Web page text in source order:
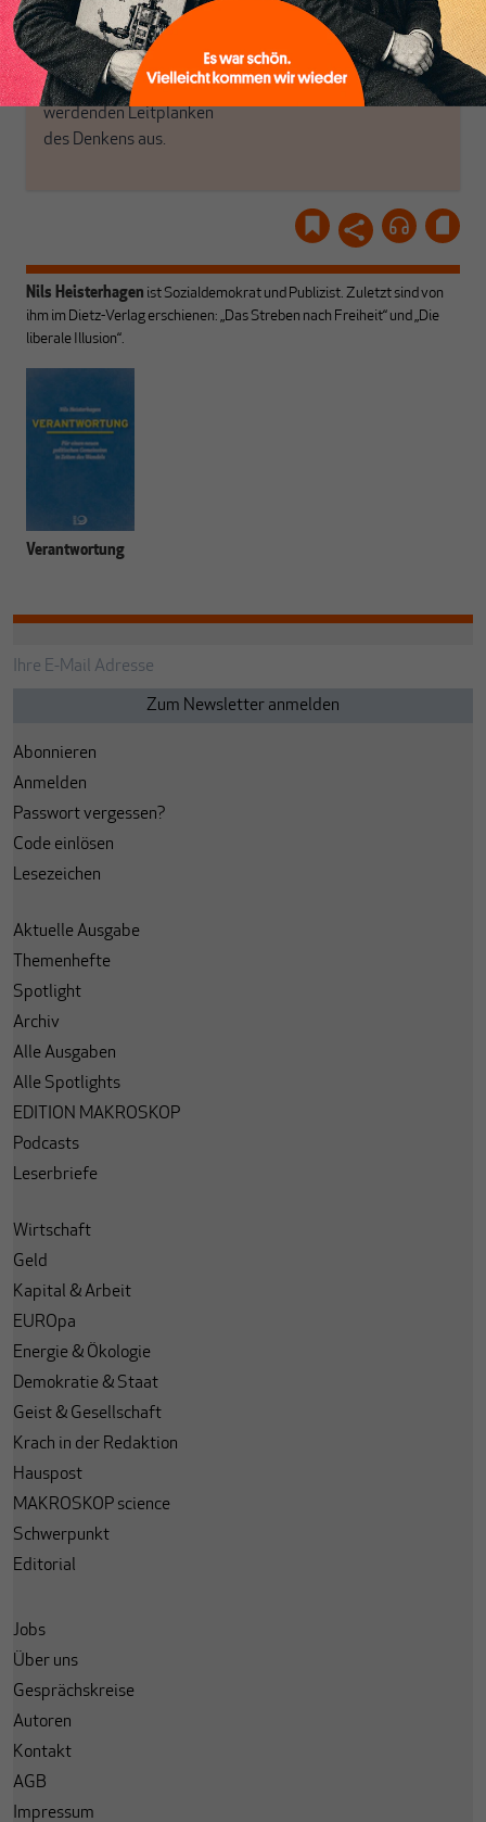
Recherchen, ihrem Wissen
und ihrem Enthusiasmus.
Gemeinsam scheren wir
aus den schmaler
werdenden Leitplanken
des Denkens aus.
MAKROSKOP
Schon Abonnent? Dann
Nils Heisterhagen ist Sozialdemokrat und Publizist. Zuletzt sind von
ihm im Dietz-Verlag erschienen: „Das Streben nach Freiheit“ und „Die
liberale Illusion“.
Verantwortung
Abonnieren
Anmelden
Passwort vergessen?
Code einlösen
Lesezeichen
Aktuelle Ausgabe
Themenhefte
Spotlight
Archiv
Alle Ausgaben
Alle Spotlights
EDITION MAKROSKOP
Podcasts
Leserbriefe
Wirtschaft
Geld
Kapital & Arbeit
EUROpa
Energie & Ökologie
Demokratie & Staat
Geist & Gesellschaft
Krach in der Redaktion
Hauspost
MAKROSKOP science
Schwerpunkt
Editorial
Jobs
Über uns
Gesprächskreise
Autoren
Kontakt
AGB
Impressum